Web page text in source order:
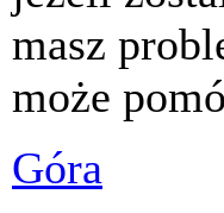
masz
może
Góra